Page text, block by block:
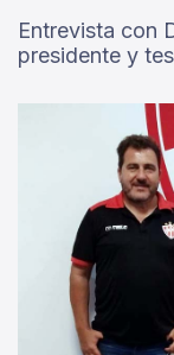
Entrevista con
presidente y